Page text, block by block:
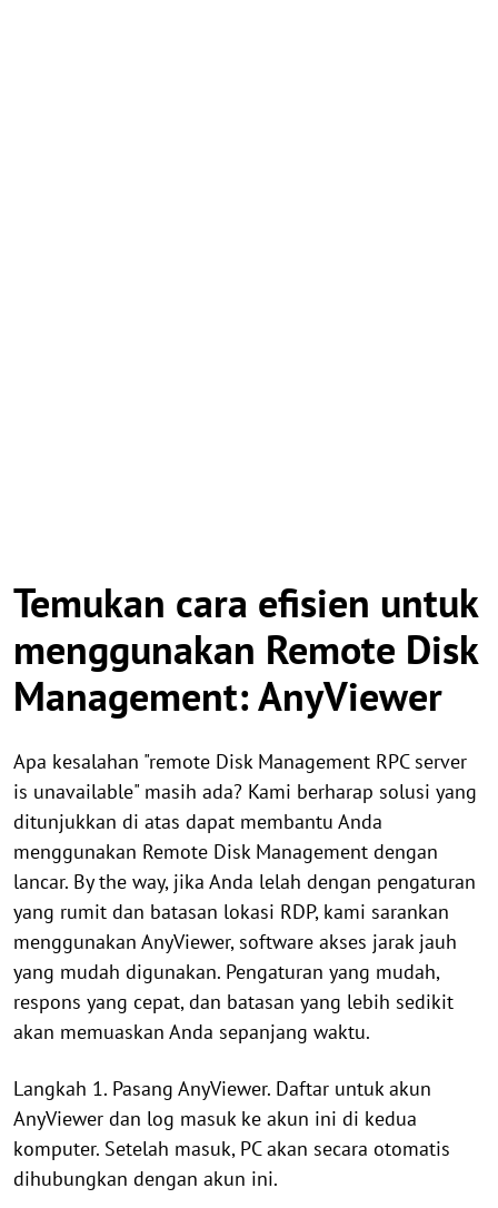
Temukan cara efisien untuk
menggunakan Remote Disk
Management: AnyViewer
Apa kesalahan "remote Disk Management RPC server
is unavailable" masih ada? Kami berharap solusi yang
ditunjukkan di atas dapat membantu Anda
menggunakan Remote Disk Management dengan
lancar. By the way, jika Anda lelah dengan pengaturan
yang rumit dan batasan lokasi RDP, kami sarankan
menggunakan AnyViewer, software akses jarak jauh
yang mudah digunakan. Pengaturan yang mudah,
respons yang cepat, dan batasan yang lebih sedikit
akan memuaskan Anda sepanjang waktu.
Langkah 1. Pasang AnyViewer. Daftar untuk akun
AnyViewer dan log masuk ke akun ini di kedua
komputer. Setelah masuk, PC akan secara otomatis
dihubungkan dengan akun ini.